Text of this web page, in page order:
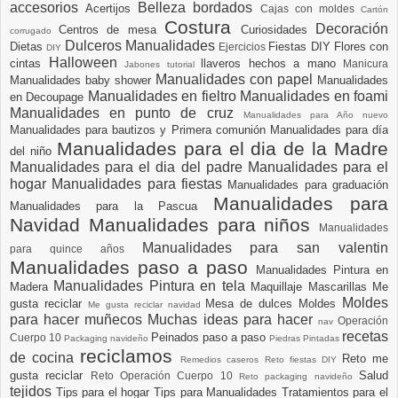
accesoriosAcertijos Belleza bordados Cajas con moldesCartón
corrugadoCentros de mesa Costura Curiosidades Decoración
DietasDIY Dulceros Manualidades Ejercicios Fiestas DIY Flores con
cintas
Halloween Jabones tutorial llaveros hechos a mano Manicura
Manualidades baby shower Manualidades con papel
Manualidades
en Decoupage Manualidades en fieltro Manualidades en foami
Manualidades en punto de cruz
Manualidades para Año nuevo
Manualidades para bautizos y Primera comunión Manualidades para día
del niño Manualidades para el dia de la Madre
Manualidades para el dia del padre Manualidades para el
hogar Manualidades para fiestas Manualidades para graduación
Manualidades para la Pascua Manualidades para
Navidad Manualidades para niños
Manualidades
para quince años
Manualidades para san valentin
Manualidades paso a paso
Manualidades Pintura en
Madera Manualidades Pintura en tela Maquillaje Mascarillas Me
gusta reciclar
Me gusta reciclar navidad Mesa de dulces Moldes
Moldes
para hacer muñecos Muchas ideas para hacer nav Operación
Cuerpo 10 Packaging navideño Peinados paso a paso Piedras Pintadas recetas
de cocina reciclamosRemedios caseros Reto fiestas DIY
Reto me
gusta reciclar
Reto Operación Cuerpo 10Reto packaging navideñoSalud
tejidos Tips para el hogarTips para Manualidades Tratamientos para el